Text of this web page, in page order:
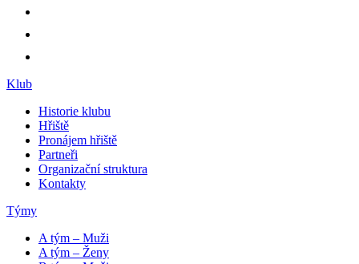
Klub
Historie klubu
Hřiště
Pronájem hřiště
Partneři
Organizační struktura
Kontakty
Týmy
A tým – Muži
A tým – Ženy